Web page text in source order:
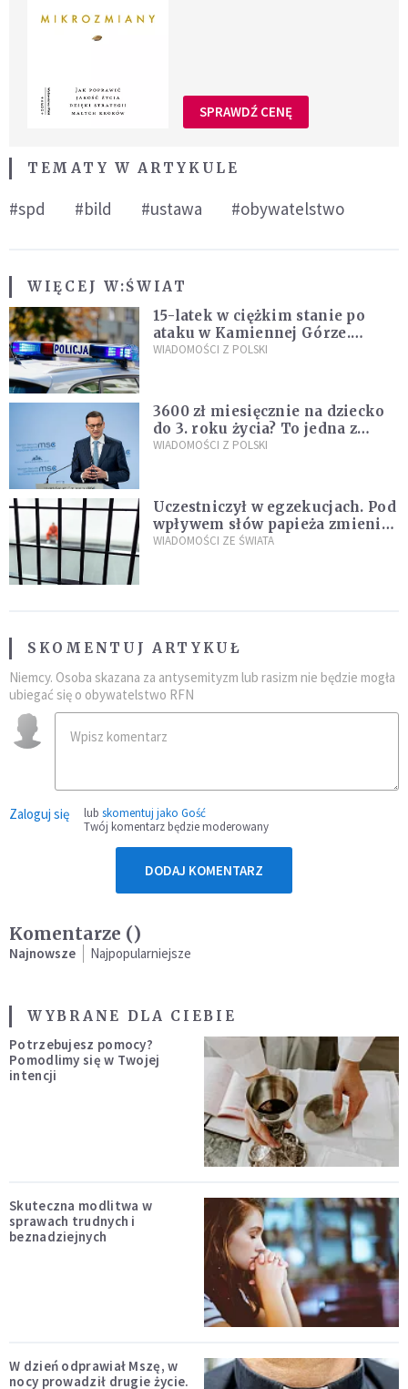
SPRAWDŹ CENĘ
TEMATY W ARTYKULE
#spd #bild #ustawa #obywatelstwo
WIĘCEJ W:ŚWIAT
15-latek w ciężkim stanie po
ataku w Kamiennej Górze.
Policja zatrzymała dwóch
WIADOMOŚCI Z POLSKI
3600 zł miesięcznie na dziecko
do 3. roku życia? To jedna z
propozycji programu "Rozwój
WIADOMOŚCI Z POLSKI
Uczestniczył w egzekucjach. Pod
wpływem słów papieża zmienił
zdanie
WIADOMOŚCI ZE ŚWIATA
SKOMENTUJ ARTYKUŁ
Niemcy. Osoba skazana za antysemityzm lub rasizm nie będzie mogła
ubiegać się o obywatelstwo RFN
Zaloguj się lub skomentuj jako Gość
Twój komentarz będzie moderowany
DODAJ KOMENTARZ
Komentarze ()
Najnowsze Najpopularniejsze
WYBRANE DLA CIEBIE
Potrzebujesz pomocy?
Pomodlimy się w Twojej
intencji
Skuteczna modlitwa w
sprawach trudnych i
beznadziejnych
W dzień odprawiał Mszę, w
nocy prowadził drugie życie.